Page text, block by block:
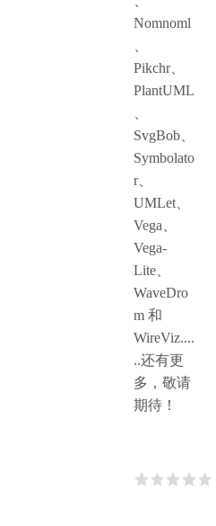
Nomnoml
Pikchr、
PlantUML
SvgBob、
Symbolato
r、
UMLet、
Vega、
Vega-
Lite、
WaveDro
m 和
WireViz....
..还有更
多，敬请
期待！